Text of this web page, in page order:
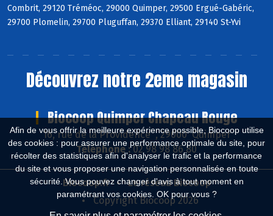
Afin de vous offrir la meilleure expérience possible, Biocoop utilise
des cookies : pour assurer une performance optimale du site, pour
récolter des statistiques afin d'analyser le trafic et la performance
du site et vous proposer une navigation personnalisée en toute
sécurité. Vous pouvez changer d'avis à tout moment en
paramétrant vos cookies. OK pour vous ?
Combrit, 29120 Tréméoc, 29000 Quimper, 29500 Ergué-Gabéric,
29700 Plomelin, 29700 Pluguffan, 29370 Elliant, 29140 St-Yvi
Découvrez notre 2eme magasin
Biocoop Quimper Chapeau Rouge
16, rue de la Providence , 29000 Quimper
Téléphone :02 98 98 86 80
Biocoop.fr
Le réseau Biocoop
Copyright Biocoop 2026